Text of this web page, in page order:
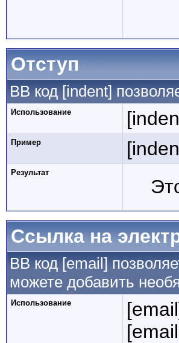
Отступ
BB код [indent]
Использование
Пример
Результат
Ссылка на
BB код [email]
можете добавить
Использование